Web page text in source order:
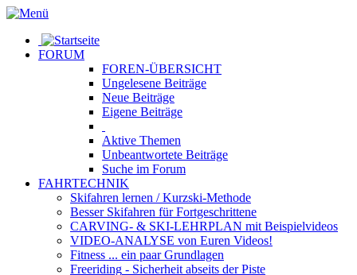
FORUM
FOREN-ÜBERSICHT
Ungelesene Beiträge
Neue Beiträge
Eigene Beiträge
Aktive Themen
Unbeantwortete Beiträge
Suche im Forum
FAHRTECHNIK
Skifahren lernen / Kurzski-Methode
Besser Skifahren für Fortgeschrittene
CARVING- & SKI-LEHRPLAN mit Beispielvideos
VIDEO-ANALYSE von Euren Videos!
Fitness ... ein paar Grundlagen
Freeriding - Sicherheit abseits der Piste